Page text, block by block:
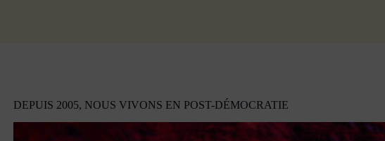
DEPUIS 2005, NOUS VIVONS EN POST-DÉMOCRATIE